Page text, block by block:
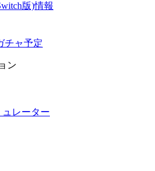
版)情報
チャ予定
ン
レーター